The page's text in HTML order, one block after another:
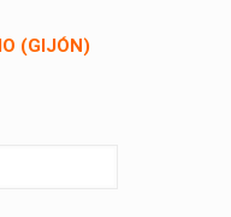
(GIJÓN)